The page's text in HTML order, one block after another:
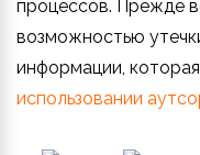
процессов. Прежде
возможностью
информации,
использовании